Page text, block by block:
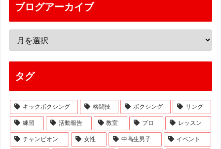
ブログアーカイブ
タグ
キックボクシング 格闘技 ボクシング リング
練習 活動報告 教室 プロ レッスン
チャンピオン 女性 中高生男子 イベント